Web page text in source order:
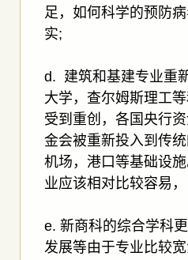
足，如何科学的预防
实;
d. 建筑和基建专业重
大学，查尔姆斯理工
受到重创，各国央行
金会被重新投入到传
机场，港口等基础设
业应该相对比较容易
e. 新商科的综合学科
发展等由于专业比较